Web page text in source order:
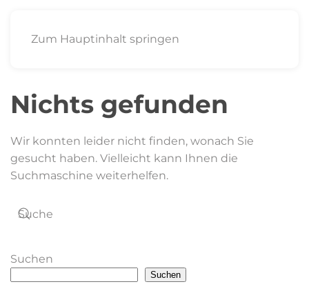
Zum Hauptinhalt springen
Nichts gefunden
Wir konnten leider nicht finden, wonach Sie
gesucht haben. Vielleicht kann Ihnen die
Suchmaschine weiterhelfen.
Suchen
Suchen